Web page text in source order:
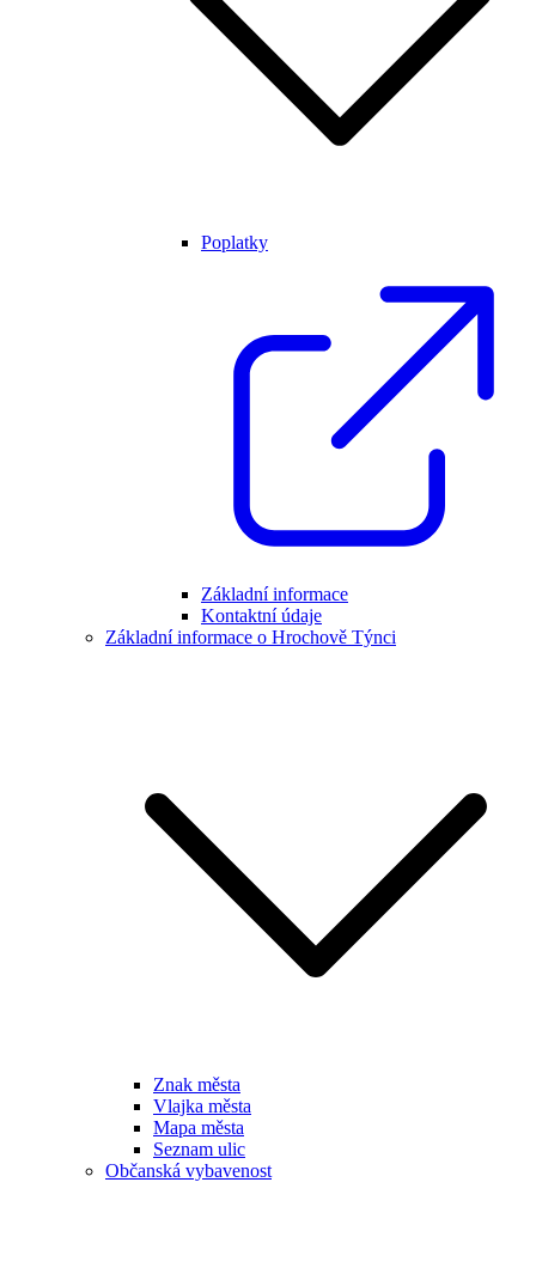
Poplatky
Základní informace
Kontaktní údaje
Základní informace o Hrochově Týnci
Znak města
Vlajka města
Mapa města
Seznam ulic
Občanská vybavenost